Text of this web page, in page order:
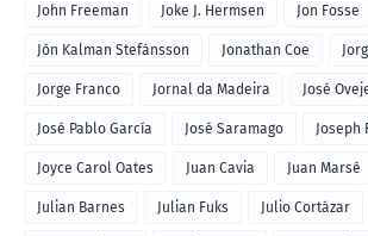
John Freeman Joke J. Hermsen Jon Fosse
Jón Kalman Stefánsson Jonathan Coe
Jorge Franco Jornal da Madeira José
José Pablo García José Saramago Joseph
Joyce Carol Oates Juan Cavia Juan Marsé
Julian Barnes Julian Fuks Julio Cortázar